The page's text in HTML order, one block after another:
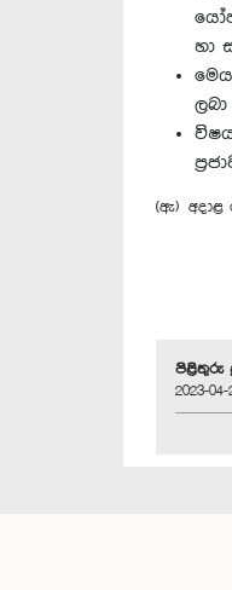
හා
(ඇ) අදාළ
පිළිතුරු
2023-04-